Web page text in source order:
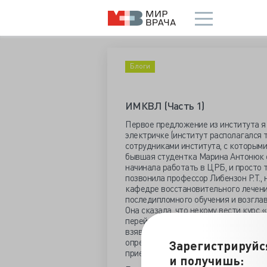
и получишь:
Блоги
ИМКВЛ (Часть 1)
Первое предложение из института
электричке (институт
сотрудниками института, с
бывшая студентка Марина Антонюк
начинала работать в ЦРБ, и просто
позвонила профессор Либензон
кафедре восстановительного
последипломного обучения и
Она сказала, что некому вести
перейти на работу в институт
взяв на себя преподавание. Я
определившего всю безуспешность
приехать на собеседование с